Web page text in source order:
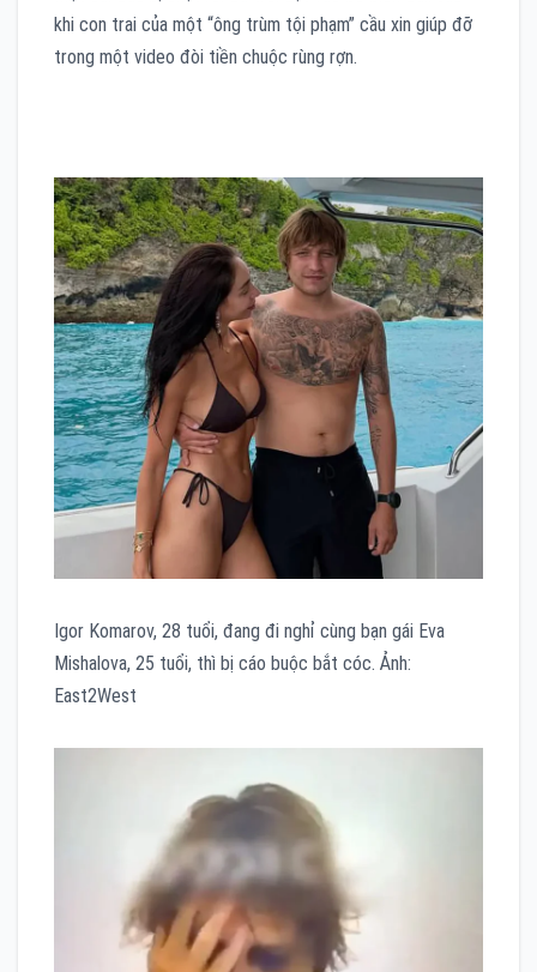
khi con trai của một “ông trùm tội phạm” cầu xin giúp đỡ
trong một video đòi tiền chuộc rùng rợn.
Igor Komarov, 28 tuổi, đang đi nghỉ cùng bạn gái Eva
Mishalova, 25 tuổi, thì bị cáo buộc bắt cóc. Ảnh:
East2West